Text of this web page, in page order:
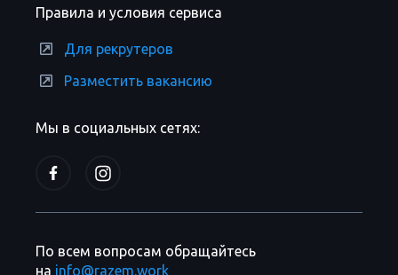
Мы в социальных сетях:
Правила и условия сервиса
Для рекрутеров
Разместить вакансию
По всем вопросам обращайтесь
на info@razem.work